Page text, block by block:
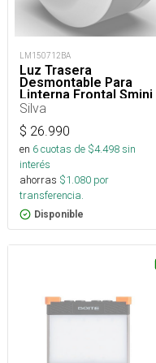
LM150712BA
Luz Trasera
Desmontable Para
Linterna Frontal Smini
Y Smini Fly
Silva
$ 26.990
en 6cuotas de $4.498sin
interés
ahorras $1.080 por
transferencia.
Disponible